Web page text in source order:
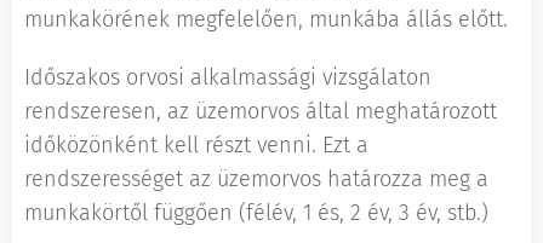
munkakörének megfelelően, munkába állás előtt.
Időszakos orvosi alkalmassági vizsgálaton
rendszeresen, az üzemorvos által meghatározott
időközönként kell részt venni. Ezt a
rendszerességet az üzemorvos határozza meg a
munkakörtől függően (félév, 1 és, 2 év, 3 év, stb.)